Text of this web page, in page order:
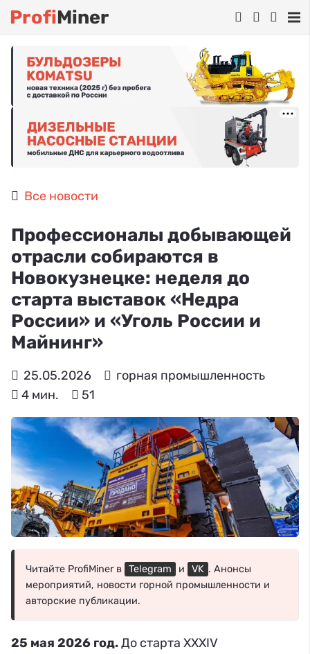
ProfiMiner
Все новости
Профессионалы добывающей
отрасли собираются в
Новокузнецке: неделя до
старта выставок «Недра
России» и «Уголь России и
Майнинг»
25.05.2026
горная промышленность
4 мин.
51
Читайте ProfiMiner в Telegram и VK . Анонсы
мероприятий, новости горной промышленности и
авторские публикации.
25 мая 2026 год.До старта XXXIV